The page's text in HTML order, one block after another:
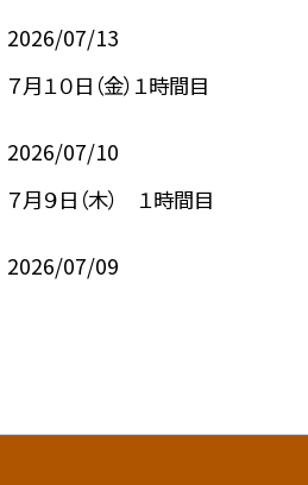
2026/07/13
７月１０日（金）１時間目
2026/07/10
７月９日（木） １時間目
2026/07/09